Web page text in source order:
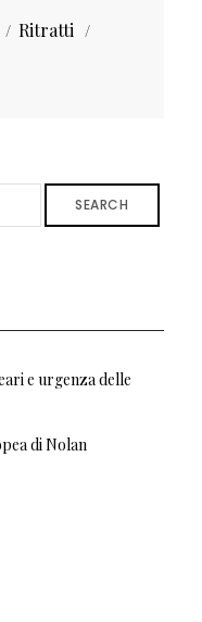
Ritratti
SEARCH
e urgenza delle
di Nolan